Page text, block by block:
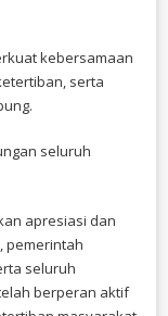
kebersamaan
serta
seluruh
apresiasi dan
pemerintah
seluruh
berperan aktif